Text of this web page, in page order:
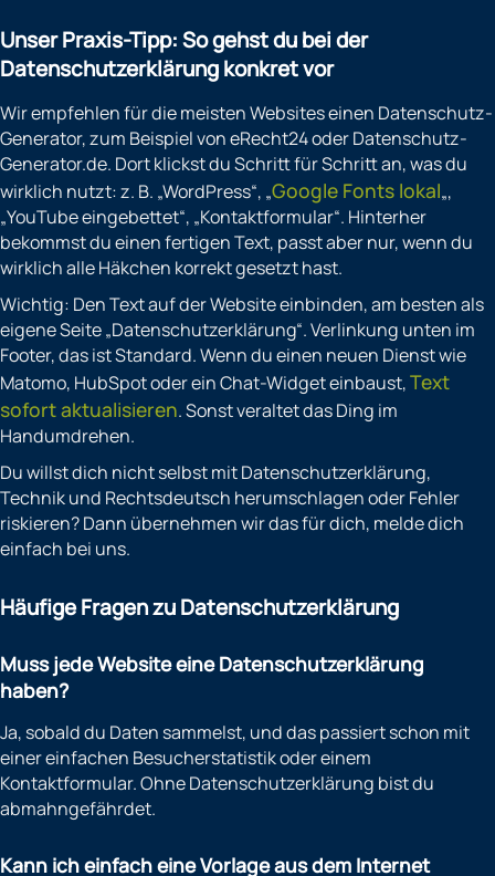
Unser Praxis-Tipp: So gehst du bei der
Datenschutzerklärung konkret vor
Wir empfehlen für die meisten Websites einen Datenschutz-
Generator, zum Beispiel von eRecht24 oder Datenschutz-
Generator.de. Dort klickst du Schritt für Schritt an, was du
wirklich nutzt: z. B. „WordPress“, „Google Fonts lokal„,
„YouTube eingebettet“, „Kontaktformular“. Hinterher
bekommst du einen fertigen Text, passt aber nur, wenn du
wirklich alle Häkchen korrekt gesetzt hast.
Wichtig: Den Text auf der Website einbinden, am besten als
eigene Seite „Datenschutzerklärung“. Verlinkung unten im
Footer, das ist Standard. Wenn du einen neuen Dienst wie
Matomo, HubSpot oder ein Chat-Widget einbaust,Text
sofort aktualisieren. Sonst veraltet das Ding im
Handumdrehen.
Du willst dich nicht selbst mit Datenschutzerklärung,
Technik und Rechtsdeutsch herumschlagen oder Fehler
riskieren? Dann übernehmen wir das für dich, melde dich
einfach bei uns.
Häufige Fragen zu Datenschutzerklärung
Muss jede Website eine Datenschutzerklärung
haben?
Ja, sobald du Daten sammelst, und das passiert schon mit
einer einfachen Besucherstatistik oder einem
Kontaktformular. Ohne Datenschutzerklärung bist du
abmahngefährdet.
Kann ich einfach eine Vorlage aus dem Internet